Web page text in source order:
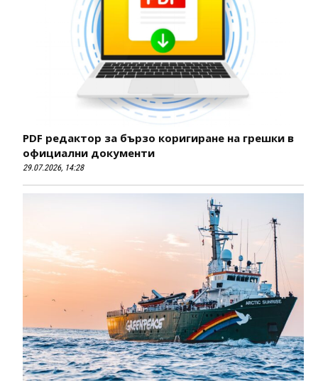
PDF редактор за бързо коригиране на грешки в
официални документи
29.07.2026, 14:28